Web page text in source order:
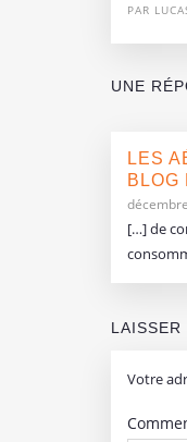
PAR
UNE
LES
BLOG
[…] de
LAISSER
Votre